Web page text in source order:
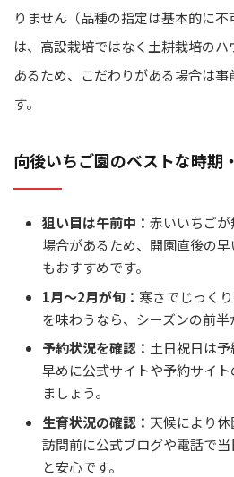
りません（品種の指定は基本的に
は、高設栽培ではなく土耕栽培の
あるため、こだわりがある場合は
す。
向後いちご園のベストな時期
狙い目は午前中： 赤いいちご
場合があるため、開園直後の
もおすすめです。
1月～2月が旬： 寒さでじっく
を味わうなら、シーズンの前半
予約状況を確認： 土日祝日は予
早めに公式サイトや予約サイ
ましょう。
生育状況の確認： 天候により休
訪問前に公式ブログや電話で
と安心です。